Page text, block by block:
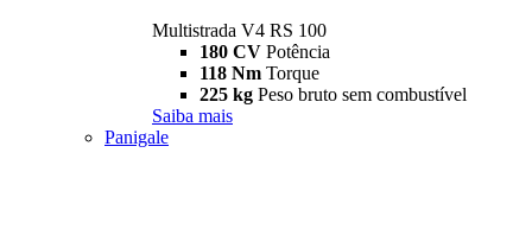
Multistrada V4 RS 100
180 CV Potência
118 Nm Torque
225 kg Peso bruto sem combustível
Saiba mais
Panigale